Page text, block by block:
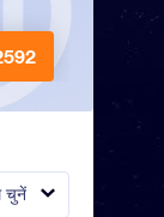
चुनें